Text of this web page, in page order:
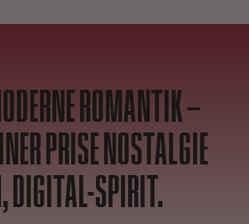
ROMANTIK –
PRISE NOSTALGIE
SPIRIT.